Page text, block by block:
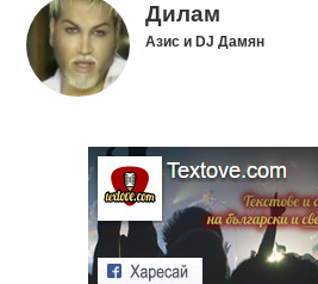
Дилам
Азис и DJ Дамян